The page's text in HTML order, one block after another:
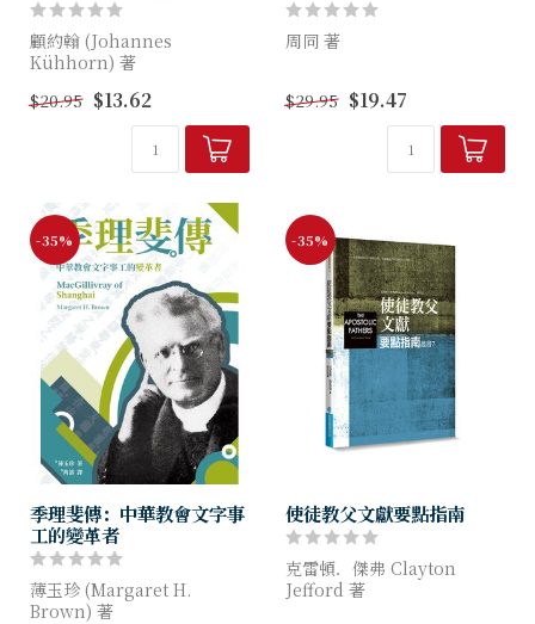
顧約翰 (Johannes
Kühhorn) 著
一部豐富心靈的醇品，讓生命
$20.95 $13.62
周同 著
采的現實人生
$29.95 $19.47
-35%
季理斐傳：中華教會文字事
工的變革者
薄玉珍 (Margaret H.
Brown) 著
-35%
使徒教父文獻要點指南
克雷頓．傑弗 Clayton
Jefford 著